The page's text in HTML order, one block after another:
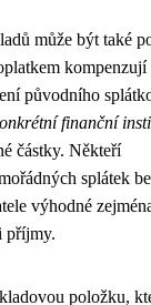
může být také
kompenzují
původního
finanční
částky. Někteří
splátek
výhodné
příjmy.
položku,